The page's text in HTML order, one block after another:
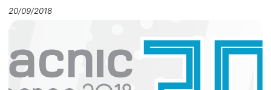
20/09/2018